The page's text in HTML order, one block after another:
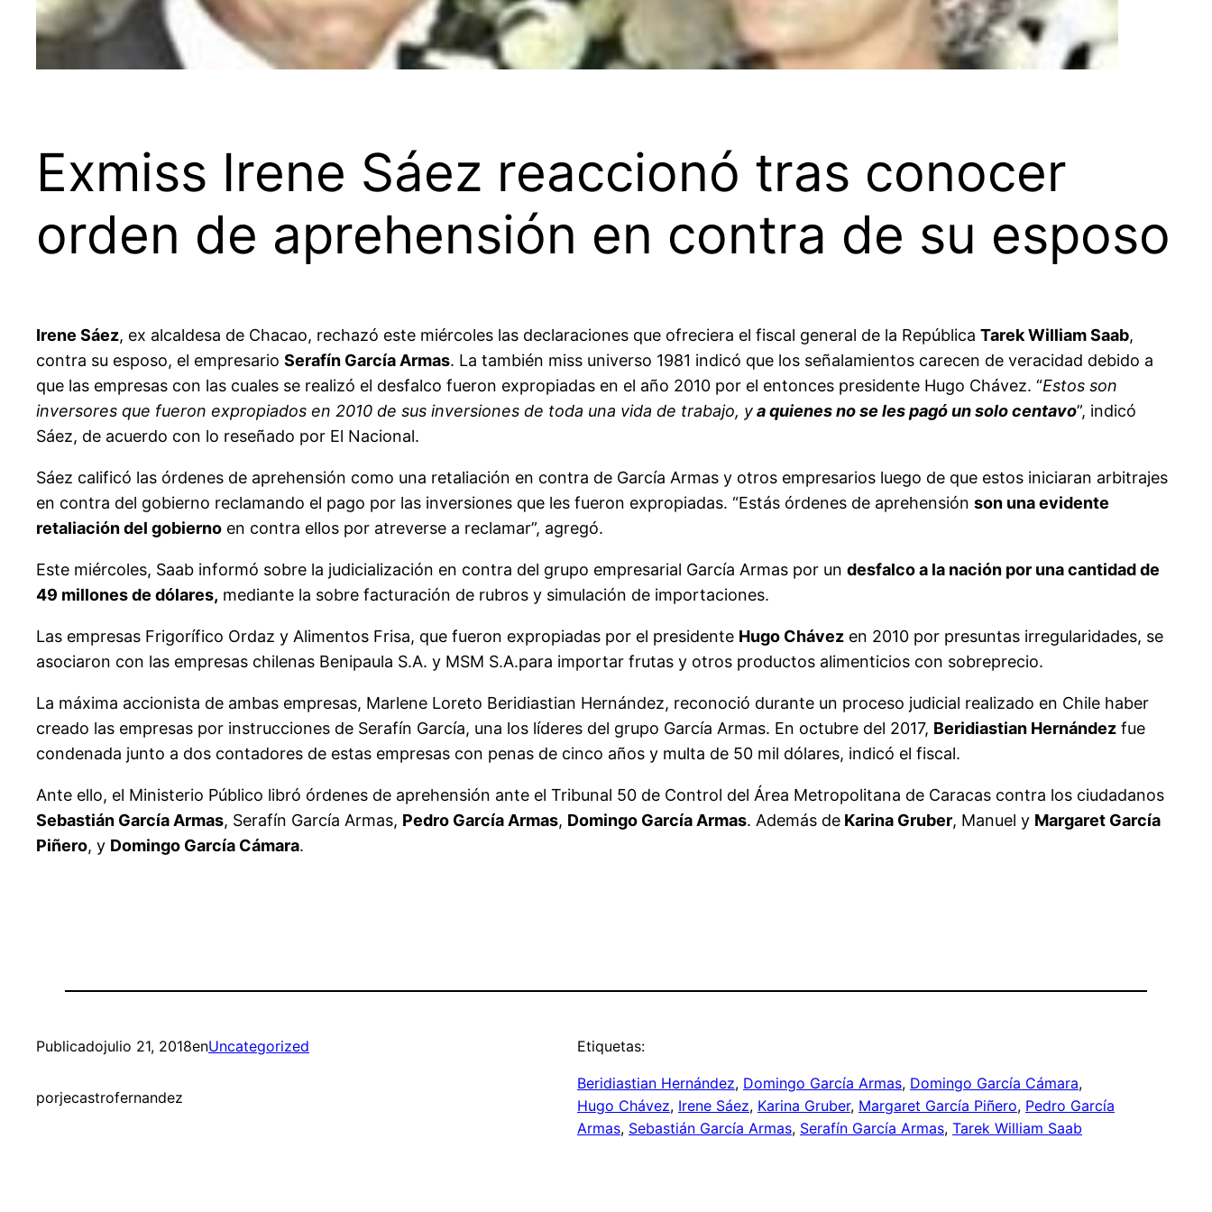
Exmiss Irene Sáez reaccionó tras conocer
orden de aprehensión en contra de su esposo
Irene Sáez, ex alcaldesa de Chacao, rechazó este miércoles las declaraciones que ofreciera el fiscal general de la República Tarek William Saab,
contra su esposo, el empresario Serafín García Armas. La también miss universo 1981 indicó que los señalamientos carecen de veracidad debido a
que las empresas con las cuales se realizó el desfalco fueron expropiadas en el año 2010 por el entonces presidente Hugo Chávez. “Estos son
inversores que fueron expropiados en 2010 de sus inversiones de toda una vida de trabajo, ya quienes no se les pagó un solo centavo”, indicó
Sáez, de acuerdo con lo reseñado por El Nacional.
Sáez calificó las órdenes de aprehensión como una retaliación en contra de García Armas y otros empresarios luego de que estos iniciaran arbitrajes
en contra del gobierno reclamando el pago por las inversiones que les fueron expropiadas. “Estás órdenes de aprehensión son una evidente
retaliación del gobierno en contra ellos por atreverse a reclamar”, agregó.
Este miércoles, Saab informó sobre la judicialización en contra del grupo empresarial García Armas por un desfalco a la nación por una cantidad de
49 millones de dólares, mediante la sobre facturación de rubros y simulación de importaciones.
Las empresas Frigorífico Ordaz y Alimentos Frisa, que fueron expropiadas por el presidente Hugo Chávez en 2010 por presuntas irregularidades, se
asociaron con las empresas chilenas Benipaula S.A. y MSM S.A.para importar frutas y otros productos alimenticios con sobreprecio.
La máxima accionista de ambas empresas, Marlene Loreto Beridiastian Hernández, reconoció durante un proceso judicial realizado en Chile haber
creado las empresas por instrucciones de Serafín García, una los líderes del grupo García Armas. En octubre del 2017, Beridiastian Hernández fue
condenada junto a dos contadores de estas empresas con penas de cinco años y multa de 50 mil dólares, indicó el fiscal.
Ante ello, el Ministerio Público libró órdenes de aprehensión ante el Tribunal 50 de Control del Área Metropolitana de Caracas contra los ciudadanos
Sebastián García Armas, Serafín García Armas, Pedro García Armas, Domingo García Armas. Además de Karina Gruber, Manuel y Margaret García
Piñero, y Domingo García Cámara.
Publicadojulio 21, 2018enUncategorized
porjecastrofernandez
Etiquetas:
Beridiastian Hernández, Domingo García Armas, Domingo García Cámara
Hugo Chávez, Irene Sáez, Karina Gruber, Margaret García Piñero, Pedro García
Armas, Sebastián García Armas, Serafín García Armas, Tarek William Saab